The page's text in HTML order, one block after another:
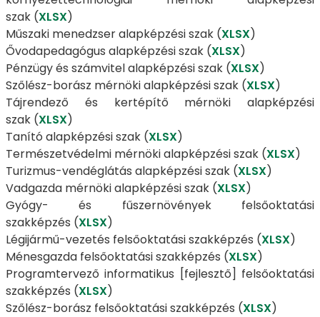
szak (XLSX)
Műszaki menedzser alapképzési szak (XLSX)
Ővodapedagógus alapképzési szak (XLSX)
Pénzügy és számvitel alapképzési szak (XLSX)
Szőlész-borász mérnöki alapképzési szak (XLSX)
Tájrendező és kertépítő mérnöki alapképzési
szak (XLSX)
Tanító alapképzési szak (XLSX)
Természetvédelmi mérnöki alapképzési szak (XLSX)
Turizmus-vendéglátás alapképzési szak (XLSX)
Vadgazda mérnöki alapképzési szak (XLSX)
Gyógy- és fűszernövények felsőoktatási
szakképzés (XLSX)
Légijármű-vezetés felsőoktatási szakképzés (XLSX)
Ménesgazda felsőoktatási szakképzés (XLSX)
Programtervező informatikus [fejlesztő] felsőoktatási
szakképzés (XLSX)
Szőlész-borász felsőoktatási szakképzés (XLSX)